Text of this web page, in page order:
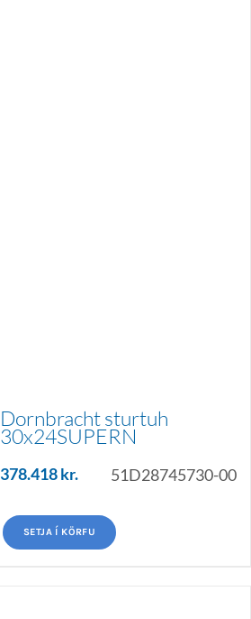
Dornbracht sturtuh
30x24SUPERN
378.418kr. 51D28745730-00
SETJA Í KÖRFU